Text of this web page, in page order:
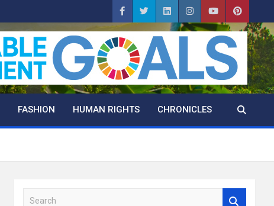
FASHION HUMAN RIGHTS CHRONICLES